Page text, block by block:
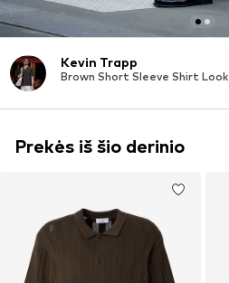
Kevin Trapp
Brown Short Sleeve Shirt Look
Prekės iš šio derinio